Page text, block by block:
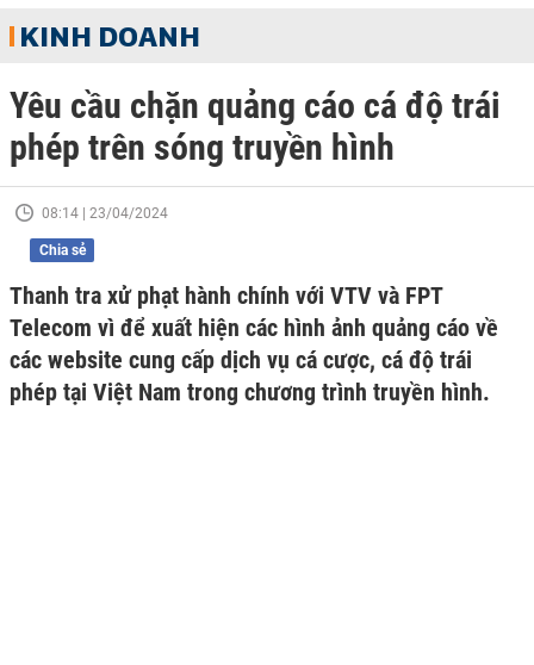
KINH DOANH
Yêu cầu chặn quảng cáo cá độ trái
phép trên sóng truyền hình
08:14 | 23/04/2024
Chia sẻ
Thanh tra xử phạt hành chính với VTV và FPT
Telecom vì để xuất hiện các hình ảnh quảng cáo về
các website cung cấp dịch vụ cá cược, cá độ trái
phép tại Việt Nam trong chương trình truyền hình.